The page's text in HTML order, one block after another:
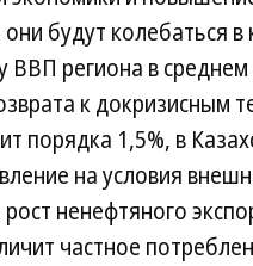
будут колебаться
ВВП региона в
к докризисным
порядка 1,5%, в
на условия
ненефтяного
частное